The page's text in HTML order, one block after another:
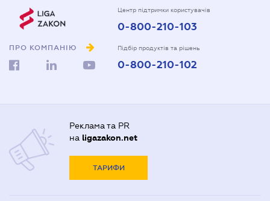
ПРО КОМПАНІЮ
Центр підтримки користувачів
0-800-210-103
Підбір продуктів та рішень
0-800-210-102
Реклама та PR
на ligazakon.net
ТАРИФИ